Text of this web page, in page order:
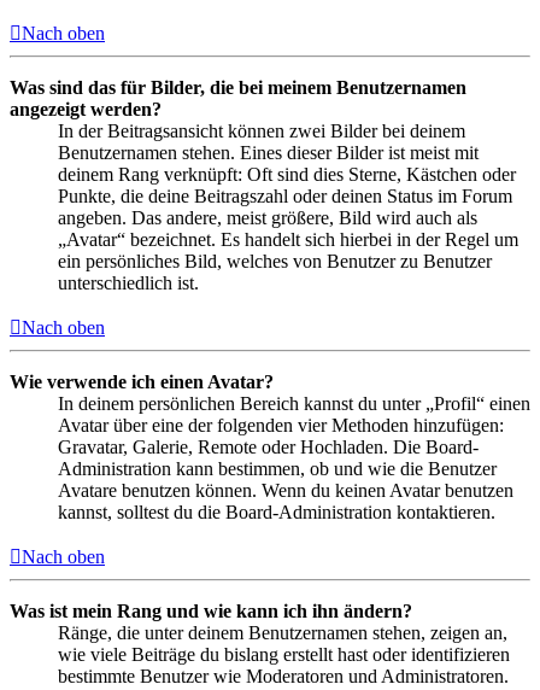
Nach oben
Was sind das für Bilder, die bei meinem Benutzernamen
angezeigt werden?
In der Beitragsansicht können zwei Bilder bei deinem
Benutzernamen stehen. Eines dieser Bilder ist meist mit
deinem Rang verknüpft: Oft sind dies Sterne, Kästchen oder
Punkte, die deine Beitragszahl oder deinen Status im Forum
angeben. Das andere, meist größere, Bild wird auch als
„Avatar“ bezeichnet. Es handelt sich hierbei in der Regel um
ein persönliches Bild, welches von Benutzer zu Benutzer
unterschiedlich ist.
Nach oben
Wie verwende ich einen Avatar?
In deinem persönlichen Bereich kannst du unter „Profil“ einen
Avatar über eine der folgenden vier Methoden hinzufügen:
Gravatar, Galerie, Remote oder Hochladen. Die Board-
Administration kann bestimmen, ob und wie die Benutzer
Avatare benutzen können. Wenn du keinen Avatar benutzen
kannst, solltest du die Board-Administration kontaktieren.
Nach oben
Was ist mein Rang und wie kann ich ihn ändern?
Ränge, die unter deinem Benutzernamen stehen, zeigen an,
wie viele Beiträge du bislang erstellt hast oder identifizieren
bestimmte Benutzer wie Moderatoren und Administratoren.